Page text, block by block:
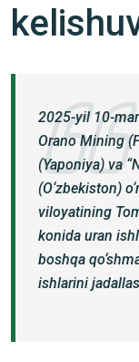
2025-yil 10-
Orano Mining
(Yaponiya) va
(O‘zbekiston)
viloyatining
konida uran
boshqa
ishlarini